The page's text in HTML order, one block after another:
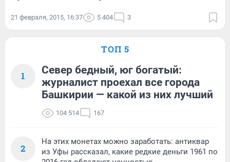
21 февраля, 2015, 16:37 5 404 3
ТОП 5
1
Север бедный, юг богатый:
журналист проехал все города
Башкирии — какой из них лучший
104 514 167
2
На этих монетах можно заработать: антиквар
из Уфы рассказал, какие редкие деньги 1961 по